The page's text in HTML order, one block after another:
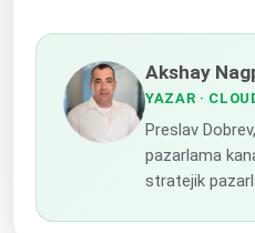
Akshay
YAZAR ·
Preslav
pazarlama
stratejik